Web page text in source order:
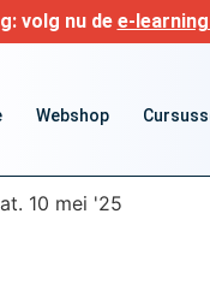
volg nu de e-
Webshop
10 mei '25